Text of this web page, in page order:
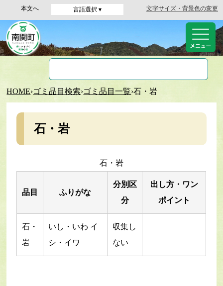
本文へ 言語選択 ▾ 文字サイズ・背景色の変更
HOME›ゴミ品目検索›ゴミ品目一覧›石・岩
石・岩
石・岩
品目 ふりがな
分別区
分
出し方・ワン
ポイント
石・
岩
いし・いわ イ
シ・イワ
収集し
ない